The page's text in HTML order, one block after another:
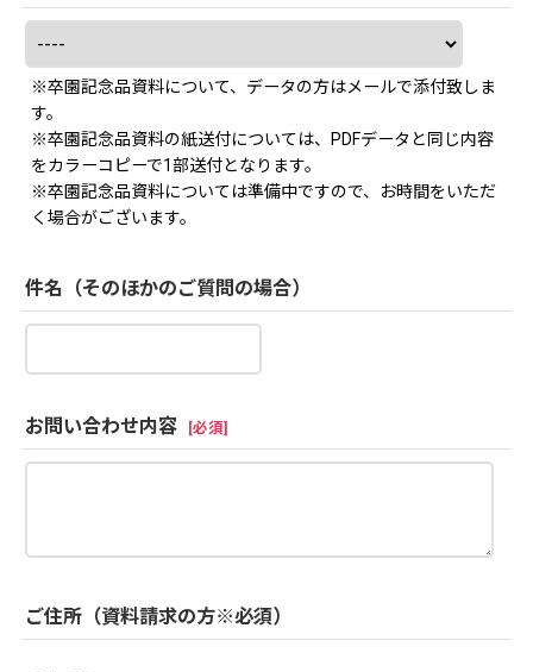
※卒園記念品資料について、データの方はメールで添付致しま
す。
※卒園記念品資料の紙送付については、PDFデータと同じ内容
をカラーコピーで1部送付となります。
※卒園記念品資料については準備中ですので、お時間をいただ
く場合がございます。
件名（そのほかのご質問の場合）
お問い合わせ内容 [必須]
ご住所（資料請求の方※必須）